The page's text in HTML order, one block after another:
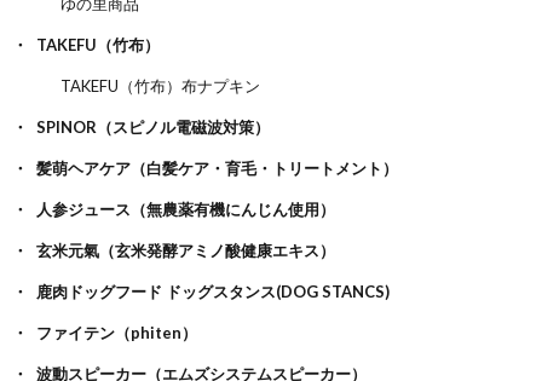
TAKEFU（竹布）
TAKEFU（竹布）布ナプキン
SPINOR（スピノル電磁波対策）
髪萌ヘアケア（白髪ケア・育毛・トリートメント）
人参ジュース（無農薬有機にんじん使用）
玄米元氣（玄米発酵アミノ酸健康エキス）
鹿肉ドッグフード ドッグスタンス(DOG STANCS)
ファイテン（phiten）
波動スピーカー（エムズシステムスピーカー）